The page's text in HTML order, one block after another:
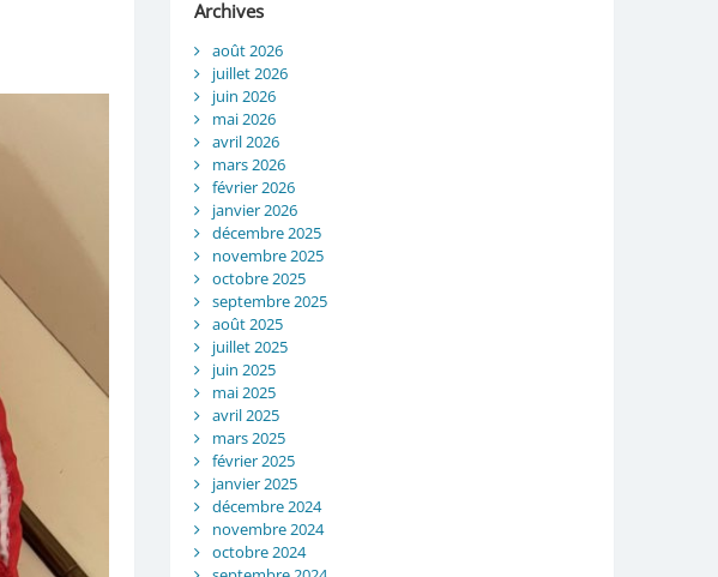
Archives
août 2026
juillet 2026
juin 2026
mai 2026
avril 2026
mars 2026
février 2026
janvier 2026
décembre 2025
novembre 2025
octobre 2025
septembre 2025
août 2025
juillet 2025
juin 2025
mai 2025
avril 2025
mars 2025
février 2025
janvier 2025
décembre 2024
novembre 2024
octobre 2024